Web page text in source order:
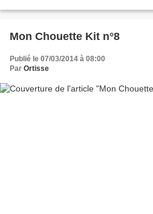
Mon Chouette Kit n°8
Publié le 07/03/2014 à 08:00
Par Ortisse